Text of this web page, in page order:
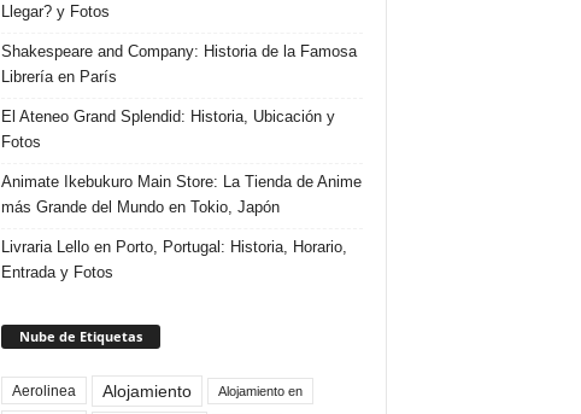
Llegar? y Fotos
Shakespeare and Company: Historia de la Famosa
Librería en París
El Ateneo Grand Splendid: Historia, Ubicación y
Fotos
Animate Ikebukuro Main Store: La Tienda de Anime
más Grande del Mundo en Tokio, Japón
Livraria Lello en Porto, Portugal: Historia, Horario,
Entrada y Fotos
Nube de Etiquetas
Aerolinea Alojamiento Alojamiento en